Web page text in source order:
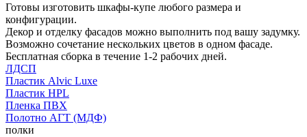
Готовы изготовить шкафы-купе любого размера и
конфигурации.
Декор и отделку фасадов можно выполнить под вашу задумку.
Возможно сочетание нескольких цветов в одном фасаде.
Бесплатная сборка в течение 1-2 рабочих дней.
ЛДСП
Пластик Alvic Luxe
Пластик HPL
Пленка ПВХ
Полотно АГТ (МДФ)
полки